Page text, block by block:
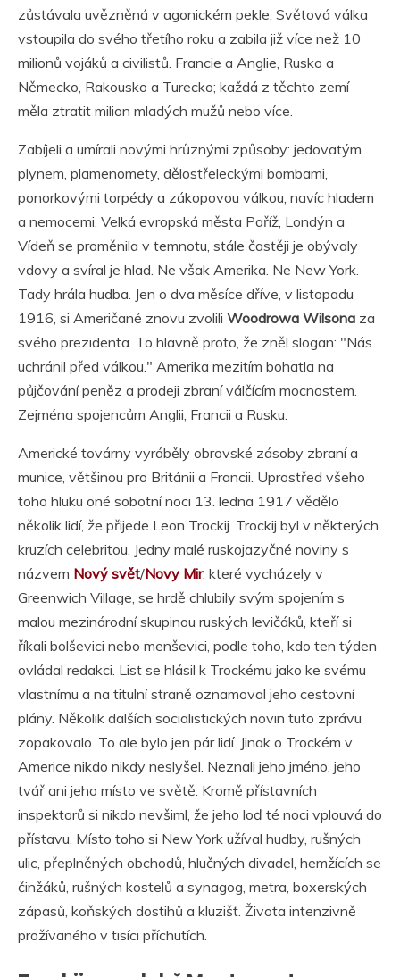
zůstávala uvězněná v agonickém pekle. Světová válka
vstoupila do svého třetího roku a zabila již více než 10
milionů vojáků a civilistů. Francie a Anglie, Rusko a
Německo, Rakousko a Turecko; každá z těchto zemí
měla ztratit milion mladých mužů nebo více.
Zabíjeli a umírali novými hrůznými způsoby: jedovatým
plynem, plamenomety, dělostřeleckými bombami,
ponorkovými torpédy a zákopovou válkou, navíc hladem
a nemocemi. Velká evropská města Paříž, Londýn a
Vídeň se proměnila v temnotu, stále častěji je obývaly
vdovy a svíral je hlad. Ne však Amerika. Ne New York.
Tady hrála hudba. Jen o dva měsíce dříve, v listopadu
1916, si Američané znovu zvolili Woodrowa Wilsona za
svého prezidenta. To hlavně proto, že zněl slogan: "Nás
uchránil před válkou." Amerika mezitím bohatla na
půjčování peněz a prodeji zbraní válčícím mocnostem.
Zejména spojencům Anglii, Francii a Rusku.
Americké továrny vyráběly obrovské zásoby zbraní a
munice, většinou pro Británii a Francii. Uprostřed všeho
toho hluku oné sobotní noci 13. ledna 1917 vědělo
několik lidí, že přijede Leon Trockij. Trockij byl v některých
kruzích celebritou. Jedny malé ruskojazyčné noviny s
názvem Nový svět/Novy Mir, které vycházely v
Greenwich Village, se hrdě chlubily svým spojením s
malou mezinárodní skupinou ruských levičáků, kteří si
říkali bolševici nebo menševici, podle toho, kdo ten týden
ovládal redakci. List se hlásil k Trockému jako ke svému
vlastnímu a na titulní straně oznamoval jeho cestovní
plány. Několik dalších socialistických novin tuto zprávu
zopakovalo. To ale bylo jen pár lidí. Jinak o Trockém v
Americe nikdo nikdy neslyšel. Neznali jeho jméno, jeho
tvář ani jeho místo ve světě. Kromě přístavních
inspektorů si nikdo nevšiml, že jeho loď té noci vplouvá do
přístavu. Místo toho si New York užíval hudby, rušných
ulic, přeplněných obchodů, hlučných divadel, hemžících se
činžáků, rušných kostelů a synagog, metra, boxerských
zápasů, koňských dostihů a kluzišť. Života intenzivně
prožívaného v tisíci příchutích.